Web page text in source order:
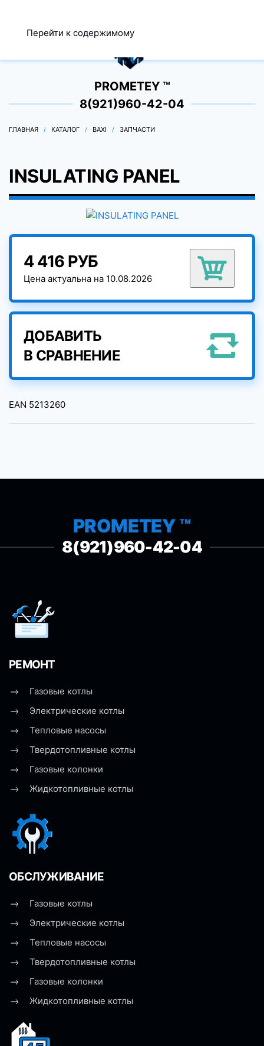
Перейти к содержимому
0
PROMETEY ™
8(921)960-42-04
ГЛАВНАЯ КАТАЛОГ BAXI ЗАПЧАСТИ
INSULATING PANEL
4 416 РУБ
Цена актуальна на 10.08.2026
ДОБАВИТЬ
В СРАВНЕНИЕ
EAN 5213260
PROMETEY ™
8(921)960-42-04
РЕМОНТ
Газовые котлы
Электрические котлы
Тепловые насосы
Твердотопливные котлы
Газовые колонки
Жидкотопливные котлы
ОБСЛУЖИВАНИЕ
Газовые котлы
Электрические котлы
Тепловые насосы
Твердотопливные котлы
Газовые колонки
Жидкотопливные котлы